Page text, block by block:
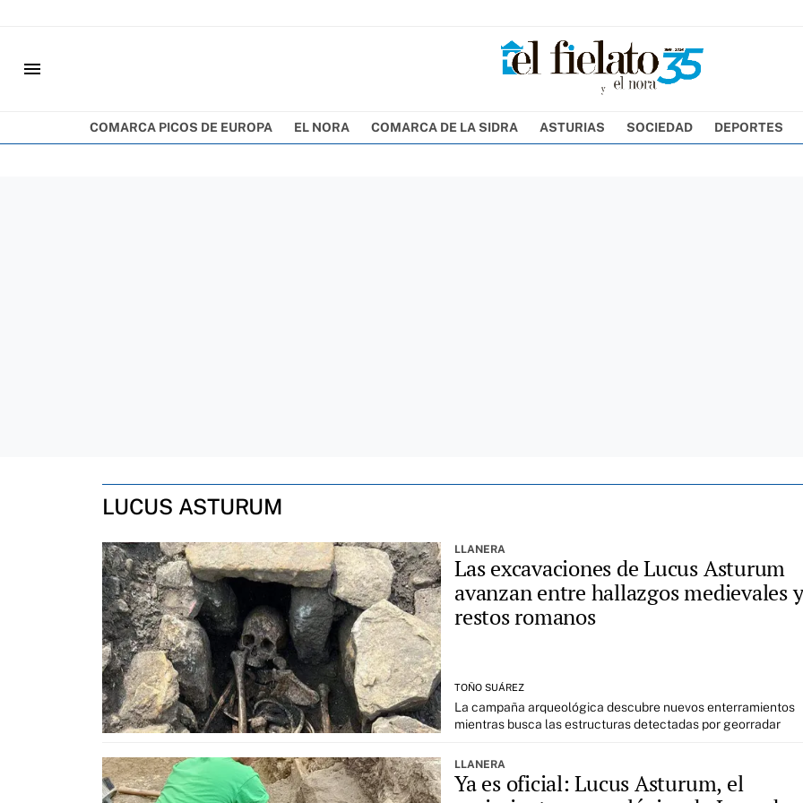
menu
COMARCA PICOS DE EUROPA EL NORA COMARCA DE LA SIDRA ASTURIAS SOCIEDAD DEPORTES
LUCUS ASTURUM
LLANERA
Las excavaciones de Lucus Asturum
avanzan entre hallazgos medievales y
restos romanos
TOÑO SUÁREZ
La campaña arqueológica descubre nuevos enterramientos
mientras busca las estructuras detectadas por georradar
LLANERA
Ya es oficial: Lucus Asturum, el